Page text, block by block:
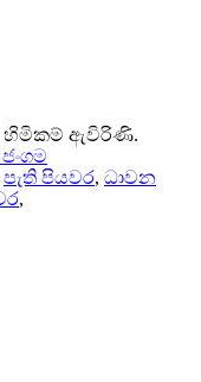
හිමිකම් ඇවිරිණි.
ජංගම
පැති පියවර, ධාවන
,